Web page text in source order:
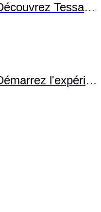
Tessa Worley !
l'expérience !